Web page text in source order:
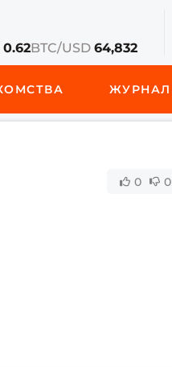
0.62BTC/USD 64,832
ЖУРНАЛ
0 0